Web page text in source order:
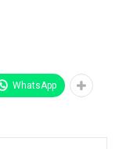
WhatsApp